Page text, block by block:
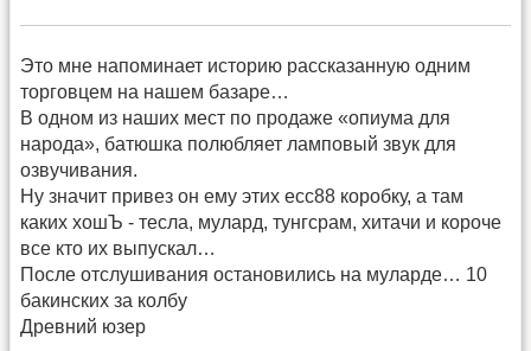
Это мне напоминает историю рассказанную одним
торговцем на нашем базаре…
В одном из наших мест по продаже «опиума для
народа», батюшка полюбляет ламповый звук для
озвучивания.
Ну значит привез он ему этих есс88 коробку, а там
каких хошЪ - тесла, мулард, тунгсрам, хитачи и короче
все кто их выпускал…
После отслушивания остановились на муларде… 10
бакинских за колбу
Древний юзер